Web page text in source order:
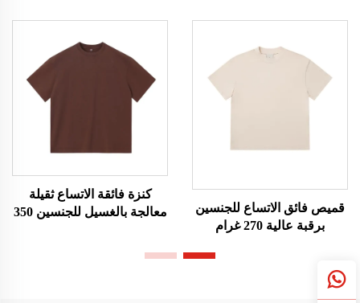
قميص فائق الاتساع للجنسين
برقبة عالية 270 غرام
كنزة فائقة الاتساع ثقيلة
معالجة بالغسيل للجنسين 350